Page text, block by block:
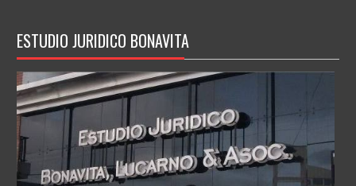
ESTUDIO JURIDICO BONAVITA